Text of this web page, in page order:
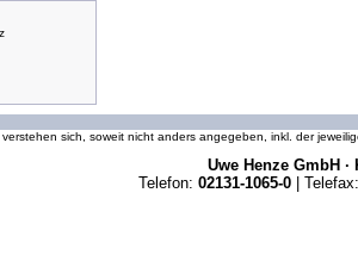
verstehen sich, soweit nicht anders angegeben, inkl. der
Uwe Henze GmbH ·
Telefon: 02131-1065-0 | Telefax: